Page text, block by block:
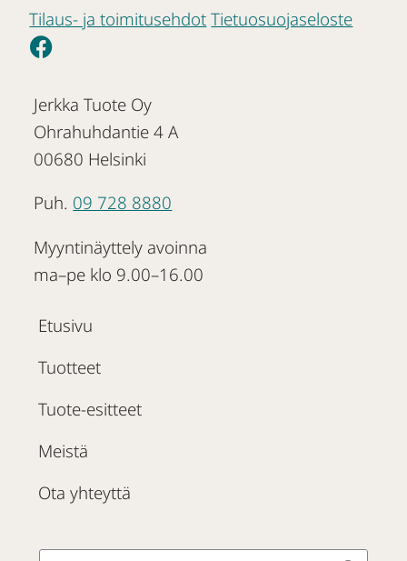
Tilaus- ja toimitusehdot Tietuosuojaseloste
Jerkka Tuote Oy
Ohrahuhdantie 4 A
00680 Helsinki
Puh. 09 728 8880
Myyntinäyttely avoinna
ma–pe klo 9.00–16.00
Etusivu
Tuotteet
Tuote-esitteet
Meistä
Ota yhteyttä